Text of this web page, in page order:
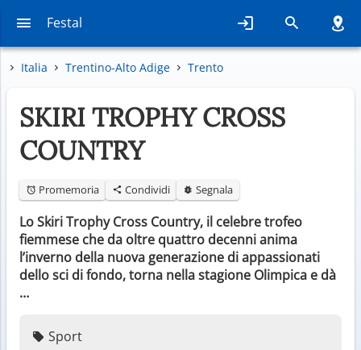
Festal
Italia Trentino-Alto Adige Trento
SKIRI TROPHY CROSS
COUNTRY
Promemoria Condividi Segnala
Lo Skiri Trophy Cross Country, il celebre trofeo
fiemmese che da oltre quattro decenni anima
l’inverno della nuova generazione di appassionati
dello sci di fondo, torna nella stagione Olimpica e dà
…
Sport